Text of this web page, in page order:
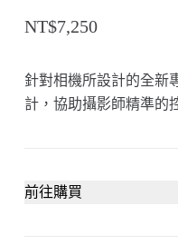
NT$7,250
針對相機所設計的全新
計，協助攝影師精準的
前往購買